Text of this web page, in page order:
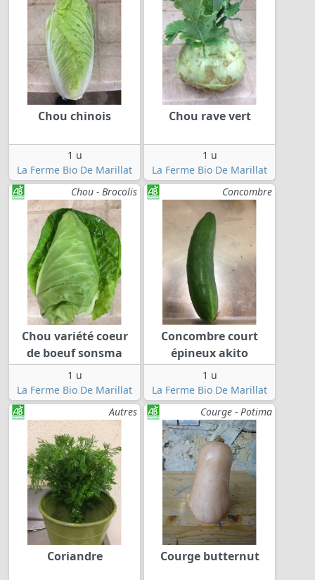
Chou chinois
1 u
La Ferme Bio De Marillat
Chou rave vert
1 u
La Ferme Bio De Marillat
Chou - Brocolis
Chou variété coeur
de boeuf sonsma
1 u
La Ferme Bio De Marillat
Concombre
Concombre court
épineux akito
1 u
La Ferme Bio De Marillat
Autres
Coriandre
Courge - Potima
Courge butternut